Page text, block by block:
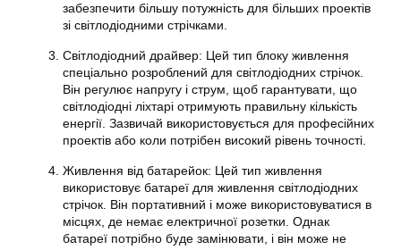
забезпечити більшу потужність для більших проектів
зі світлодіодними стрічками.
Світлодіодний драйвер: Цей тип блоку живлення
спеціально розроблений для світлодіодних стрічок.
Він регулює напругу і струм, щоб гарантувати, що
світлодіодні ліхтарі отримують правильну кількість
енергії. Зазвичай використовується для професійних
проектів або коли потрібен високий рівень точності.
Живлення від батарейок: Цей тип живлення
використовує батареї для живлення світлодіодних
стрічок. Він портативний і може використовуватися в
місцях, де немає електричної розетки. Однак
батареї потрібно буде замінювати, і він може не